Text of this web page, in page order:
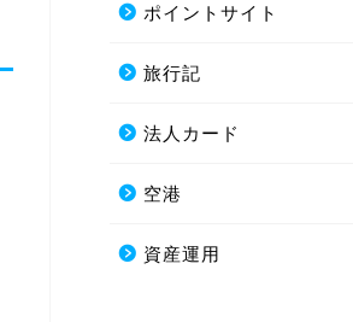
ポイントサイト
旅行記
法人カード
空港
資産運用